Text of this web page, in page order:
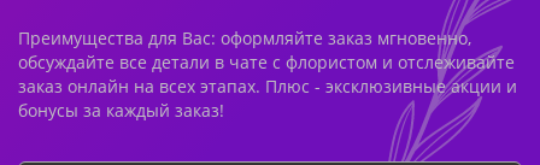
Преимущества для Вас: оформляйте заказ мгновенно,
обсуждайте все детали в чате с флористом и отслеживайте
заказ онлайн на всех этапах. Плюс - эксклюзивные акции и
бонусы за каждый заказ!